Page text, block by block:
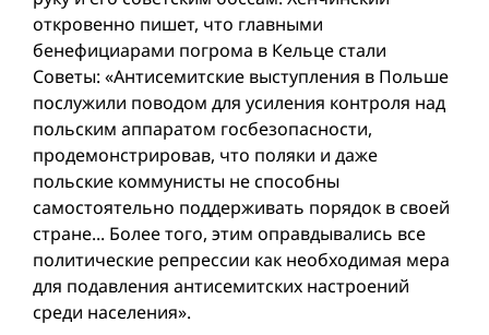
откровенно пишет, что главными
бенефициарами погрома в Кельце стали
Советы: «Антисемитские выступления в Польше
послужили поводом для усиления контроля над
польским аппаратом госбезопасности,
продемонстрировав, что поляки и даже
польские коммунисты не способны
самостоятельно поддерживать порядок в своей
стране... Более того, этим оправдывались все
политические репрессии как необходимая мера
для подавления антисемитских настроений
среди населения».